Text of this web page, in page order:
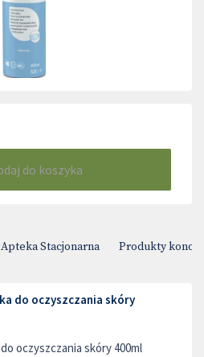
do koszyka
Apteka Stacjonarna Produkty
do oczyszczania skóry
oczyszczania skóry 400ml